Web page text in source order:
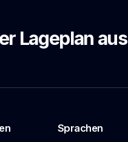
Lageplan aus
Sprachen